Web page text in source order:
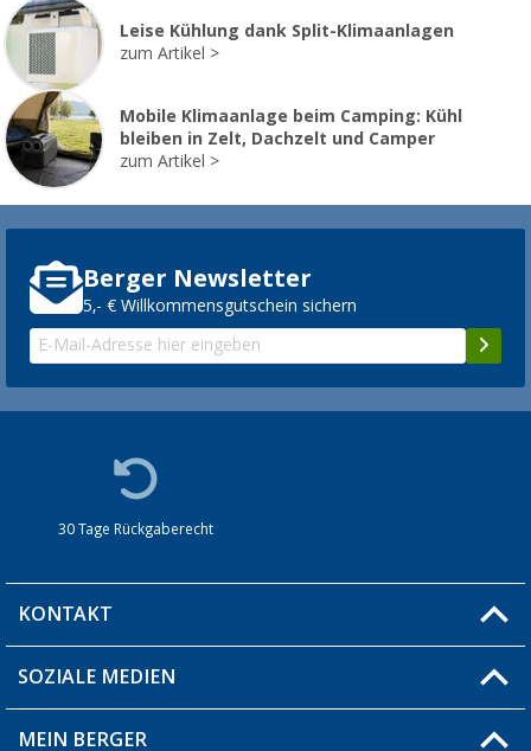
Leise Kühlung dank Split-Klimaanlagen
zum Artikel
Mobile Klimaanlage beim Camping: Kühl
bleiben in Zelt, Dachzelt und Camper
zum Artikel
Berger Newsletter
5,- € Willkommensgutschein sichern
30 Tage Rückgaberecht
KONTAKT
Du hast eine Frage?
SOZIALE MEDIEN
MEIN BERGER